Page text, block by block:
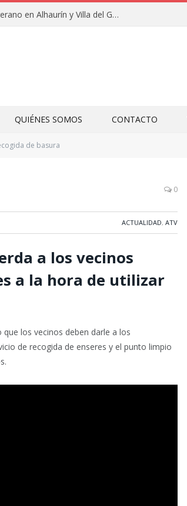
Clausuras de los campamentos de verano en Alhaurín y Villa del Guadalhorce 2026
QUIÉNES SOMOS CONTACTO
de basura
0
ACTUALIDAD, ATV
a los vecinos
a la hora de utilizar
los vecinos deben darle a los
de recogida de enseres y el punto limpio